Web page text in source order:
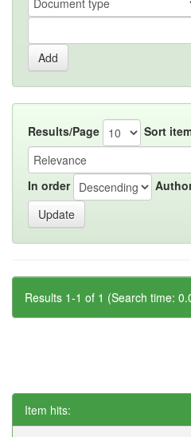
Results/Page Sort
In order
Results 1-1 of 1 (Search time:
Item hits: